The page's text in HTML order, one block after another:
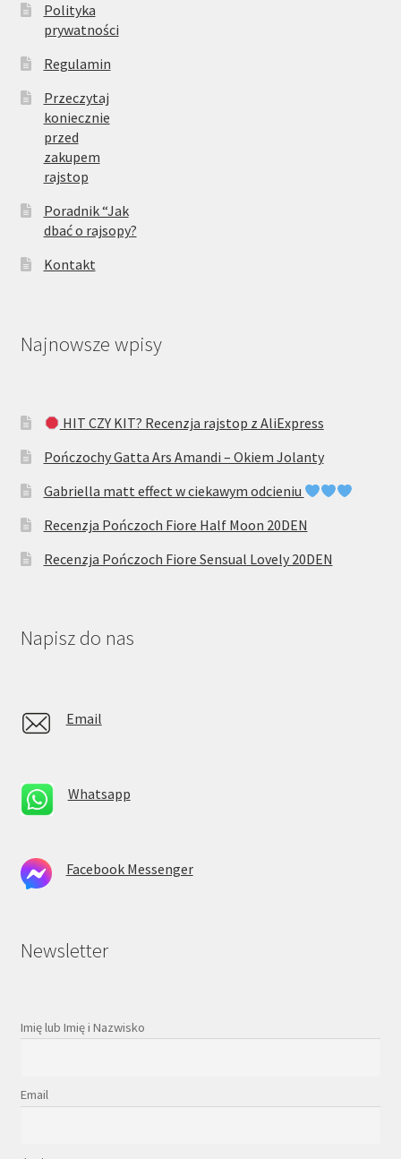
Polityka
prywatności
Regulamin
Przeczytaj
koniecznie
przed
zakupem
rajstop
Poradnik “Jak
dbać o rajsopy?
Kontakt
Najnowsze wpisy
HIT CZY KIT? Recenzja rajstop z AliExpress
Pończochy Gatta Ars Amandi – Okiem Jolanty
Gabriella matt effect w ciekawym odcieniu
Recenzja Pończoch Fiore Half Moon 20DEN
Recenzja Pończoch Fiore Sensual Lovely 20DEN
Napisz do nas
Email
Whatsapp
Facebook Messenger
Newsletter
Imię lub Imię i Nazwisko
Email